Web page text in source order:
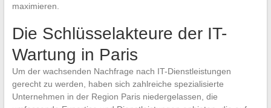
maximieren.
Die Schlüsselakteure der IT-
Wartung in Paris
Um der wachsenden Nachfrage nach IT-Dienstleistungen
gerecht zu werden, haben sich zahlreiche spezialisierte
Unternehmen in der Region Paris niedergelassen, die